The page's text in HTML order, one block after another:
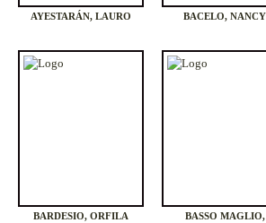
AYESTARÁN, LAURO BACELO, NANCY
BARDESIO, ORFILA
BASSO MAGLIO,